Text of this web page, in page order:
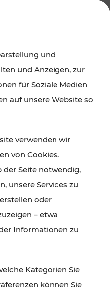
das Burgenland
– viele
und Fahrplan-
schnell erreichbar.
und
und Anzeigen, zur
für Soziale Medien
auf unsere Website so
verwenden wir
von Cookies.
der Seite notwendig,
unsere Services zu
oder
– etwa
Informationen zu
Kategorien Sie
können Sie